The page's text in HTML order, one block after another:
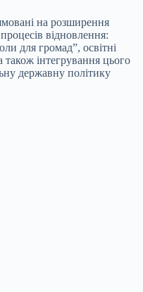
на розширення
відновлення:
для громад”, освітні
також інтегрування цього
державну політику